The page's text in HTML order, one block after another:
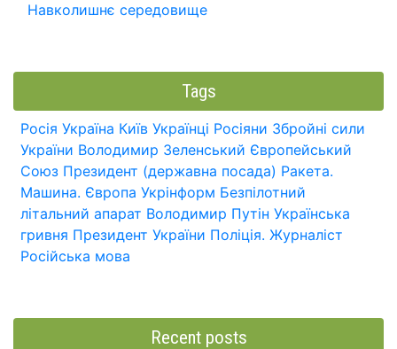
Навколишнє середовище
Tags
Росія Україна Київ Українці Росіяни Збройні сили
України Володимир Зеленський Європейський
Союз Президент (державна посада) Ракета.
Машина. Європа Укрінформ Безпілотний
літальний апарат Володимир Путін Українська
гривня Президент України Поліція. Журналіст
Російська мова
Recent posts